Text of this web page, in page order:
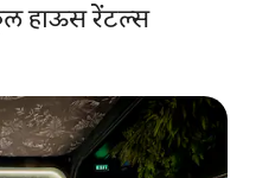
हाऊस रेंटल्स